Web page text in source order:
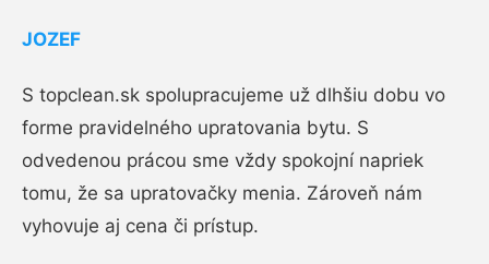
JOZEF
S topclean.sk spolupracujeme už dlhšiu dobu vo
forme pravidelného upratovania bytu. S
odvedenou prácou sme vždy spokojní napriek
tomu, že sa upratovačky menia. Zároveň nám
vyhovuje aj cena či prístup.